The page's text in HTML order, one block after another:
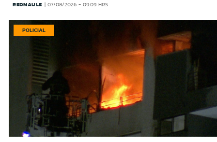
REDMAULE 07/08/2026 - 09:09 HRS
POLICIAL